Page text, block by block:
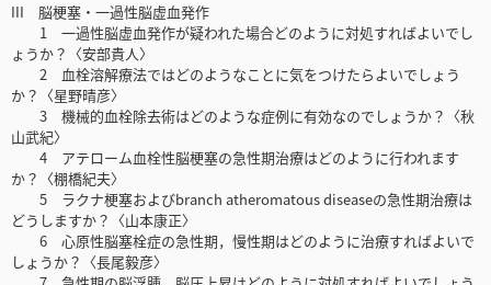
III 脳梗塞・一過性脳虚血発作
1 一過性脳虚血発作が疑われた場合どのように対処すればよいでし
ょうか？〈安部貴人〉
2 血栓溶解療法ではどのようなことに気をつけたらよいでしょう
か？〈星野晴彦〉
3 機械的血栓除去術はどのような症例に有効なのでしょうか？〈秋
山武紀〉
4 アテローム血栓性脳梗塞の急性期治療はどのように行われます
か？〈棚橋紀夫〉
5 ラクナ梗塞およびbranch atheromatous diseaseの急性期治療は
どうしますか？〈山本康正〉
6 心原性脳塞栓症の急性期，慢性期はどのように治療すればよいで
しょうか？〈長尾毅彦〉